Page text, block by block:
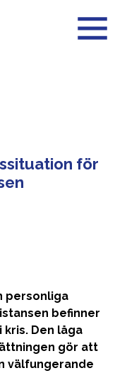
för
personliga
befinner
kris. Den låga
gör att
välfungerande